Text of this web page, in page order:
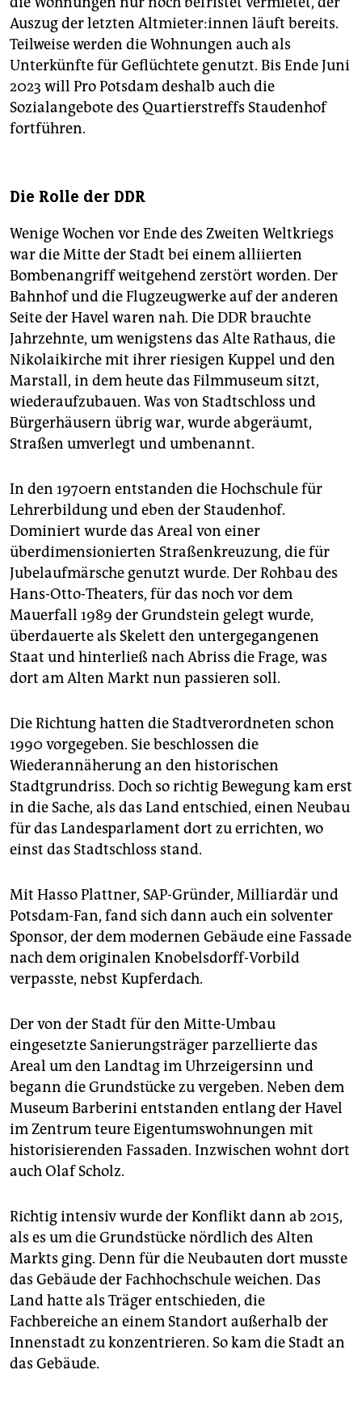
Auszug der letzten Alt­mie­te­r:in­nen läuft bereits.
Teilweise werden die Wohnungen auch als
Unterkünfte für Geflüchtete genutzt. Bis Ende Juni
2023 will Pro Potsdam deshalb auch die
Sozialangebote des Quartierstreffs Staudenhof
fortführen.
Die Rolle der DDR
Wenige Wochen vor Ende des Zweiten Weltkriegs
war die Mitte der Stadt bei einem alliierten
Bombenangriff weitgehend zerstört worden. Der
Bahnhof und die Flugzeugwerke auf der anderen
Seite der Havel waren nah. Die DDR brauchte
Jahrzehnte, um wenigstens das Alte Rathaus, die
Nikolaikirche mit ihrer riesigen Kuppel und den
Marstall, in dem heute das Filmmuseum sitzt,
wiederaufzubauen. Was von Stadtschloss und
Bürgerhäusern übrig war, wurde abgeräumt,
Straßen umverlegt und umbenannt.
In den 1970ern entstanden die Hochschule für
Lehrerbildung und eben der Staudenhof.
Dominiert wurde das Areal von einer
überdimensionierten Straßenkreuzung, die für
Jubel­aufmärsche genutzt wurde. Der Rohbau des
Hans-Otto-Theaters, für das noch vor dem
Mauerfall 1989 der Grundstein gelegt wurde,
überdauerte als Skelett den untergegangenen
Staat und hinterließ nach Abriss die Frage, was
dort am Alten Markt nun passieren soll.
Die Richtung hatten die Stadtverordneten schon
1990 vorgegeben. Sie beschlossen die
Wiederannäherung an den historischen
Stadtgrundriss. Doch so richtig Bewegung kam erst
in die Sache, als das Land entschied, einen Neubau
für das Landesparlament dort zu errichten, wo
einst das Stadtschloss stand.
Mit Hasso Plattner, SAP-Gründer, Milliardär und
Potsdam-Fan, fand sich dann auch ein solventer
Sponsor, der dem modernen Gebäude eine Fassade
nach dem originalen Knobelsdorff-Vorbild
verpasste, nebst Kupferdach.
Der von der Stadt für den Mitte-Umbau
eingesetzte Sanierungsträger parzellierte das
Areal um den Landtag im Uhrzeigersinn und
begann die Grundstücke zu vergeben. Neben dem
Museum Barberini entstanden entlang der Havel
im Zentrum teure Eigentumswohnungen mit
historisierenden Fassaden. Inzwischen wohnt dort
auch Olaf Scholz.
Richtig intensiv wurde der Konflikt dann ab 2015,
als es um die Grundstücke nördlich des Alten
Markts ging. Denn für die Neubauten dort musste
das Gebäude der Fachhochschule weichen. Das
Land hatte als Träger entschieden, die
Fachbereiche an einem Standort außerhalb der
Innenstadt zu konzentrieren. So kam die Stadt an
das Gebäude.